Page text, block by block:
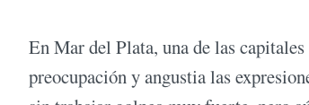
En Mar del Plata, una de las
preocupación y angustia las